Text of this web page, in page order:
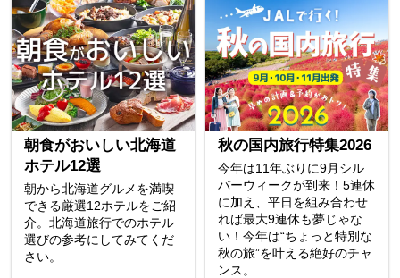
朝食がおいしい北海道
ホテル12選
朝から北海道グルメを満喫
できる厳選12ホテルをご紹
介。北海道旅行でのホテル
選びの参考にしてみてくだ
さい。
秋の国内旅行特集2026
今年は11年ぶりに9月シル
バーウィークが到来！5連休
に加え、平日を組み合わせ
れば最大9連休も夢じゃな
い！今年は“ちょっと特別な
秋の旅”を叶える絶好のチャ
ンス。